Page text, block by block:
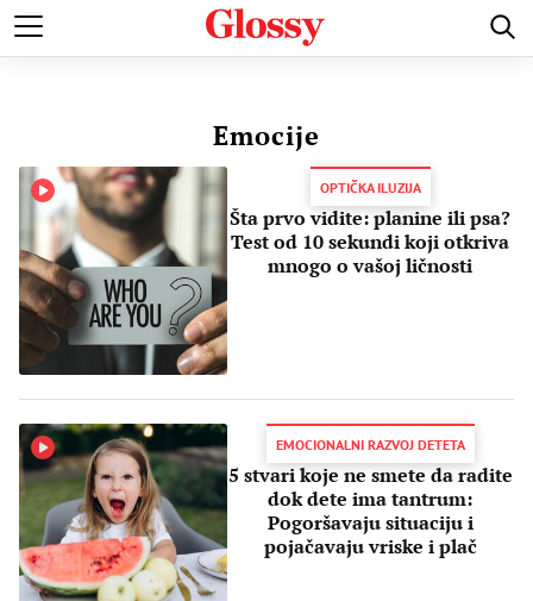
POZNATI MODA I LEPOTA ZDRAVI I SREĆNI LJUBAV
Emocije
OPTIČKA ILUZIJA
Šta prvo vidite: planine ili psa?
Test od 10 sekundi koji otkriva
mnogo o vašoj ličnosti
EMOCIONALNI RAZVOJ DETETA
5 stvari koje ne smete da radite
dok dete ima tantrum:
Pogoršavaju situaciju i
pojačavaju vriske i plač